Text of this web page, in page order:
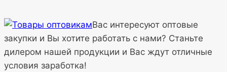
Вас интересуют оптовые
закупки и Вы хотите работать с нами? Станьте
дилером нашей продукции и Вас ждут отличные
условия заработка!